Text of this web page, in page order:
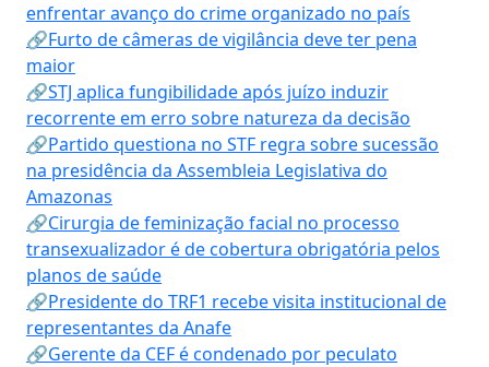
enfrentar avanço do crime organizado no país
🔗Furto de câmeras de vigilância deve ter pena
maior
🔗STJ aplica fungibilidade após juízo induzir
recorrente em erro sobre natureza da decisão
🔗Partido questiona no STF regra sobre sucessão
na presidência da Assembleia Legislativa do
Amazonas
🔗Cirurgia de feminização facial no processo
transexualizador é de cobertura obrigatória pelos
planos de saúde
🔗Presidente do TRF1 recebe visita institucional de
representantes da Anafe
🔗Gerente da CEF é condenado por peculato